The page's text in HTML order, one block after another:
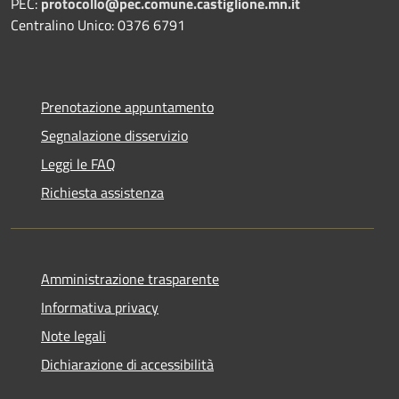
Centralino Unico: 0376 6791
Prenotazione appuntamento
Segnalazione disservizio
Leggi le FAQ
Richiesta assistenza
Amministrazione trasparente
Informativa privacy
Note legali
Dichiarazione di accessibilità